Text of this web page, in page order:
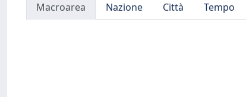
Macroarea Nazione Città
Tempo